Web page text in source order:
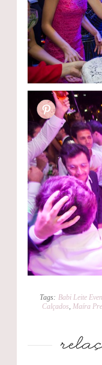
Tags: Babi Leite
Calçados,Maíra